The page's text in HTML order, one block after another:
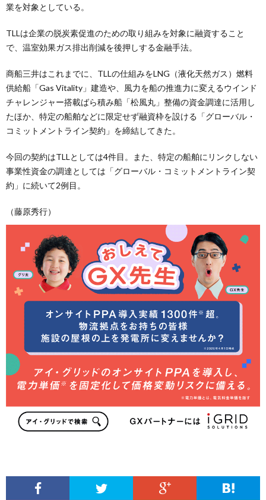
業を対象としている。
TLLは企業の脱炭素促進のための取り組みを対象に融資すること
で、温室効果ガス排出削減を後押しする金融手法。
商船三井はこれまでに、TLLの仕組みをLNG（液化天然ガス）燃料
供給船「Gas Vitality」建造や、風力を船の推進力に変えるウインド
チャレンジャー搭載ばら積み船「松風丸」整備の資金調達に活用し
たほか、特定の船舶などに限定せず融資枠を設ける「グローバル・
コミットメントライン契約」を締結してきた。
今回の契約はTLLとしては4件目。また、特定の船舶にリンクしない
事業性資金の調達としては「グローバル・コミットメントライン契
約」に続いて2例目。
（藤原秀行）